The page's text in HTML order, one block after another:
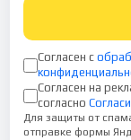
Согласен с
Согласен на
согласно
Для защиты от
отправке формы